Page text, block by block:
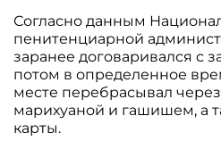
Согласно данным
пенитенциарной
заранее договаривался с
потом в определенное
месте перебрасывал
марихуаной и гашишем, а
карты.